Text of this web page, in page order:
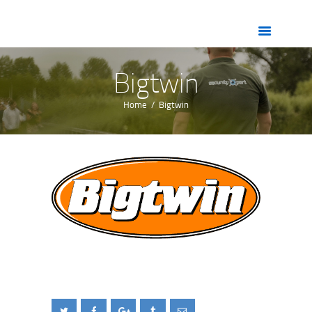
Bigtwin
Home Bigtwin
DIENSTEN
ZORG
VACATURES
CONTACT